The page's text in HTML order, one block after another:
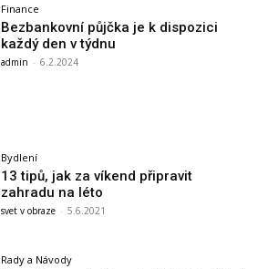
Finance
Bezbankovní půjčka je k dispozici
každý den v týdnu
admin - 6.2.2024
Bydlení
13 tipů, jak za víkend připravit
zahradu na léto
svet v obraze - 5.6.2021
Rady a Návody